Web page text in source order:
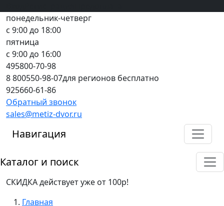
понедельник-четверг
с 9:00 до 18:00
пятница
с 9:00 до 16:00
495800-70-98
8 800550-98-07для регионов бесплатно
925660-61-86
Обратный звонок
sales@metiz-dvor.ru
Навигация
Каталог и поиск
СКИДКА действует уже от 100р!
Главная